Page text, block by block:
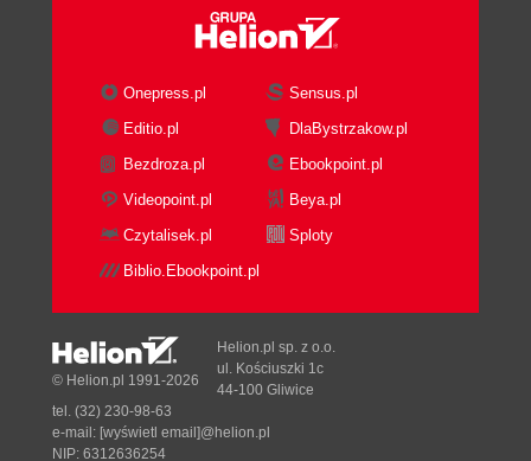
Onepress.pl
Sensus.pl
Editio.pl
DlaBystrzakow.pl
Bezdroza.pl
Ebookpoint.pl
Videopoint.pl
Beya.pl
Czytalisek.pl
Sploty
Biblio.Ebookpoint.pl
© Helion.pl 1991-2026
Helion.pl sp. z o.o.
ul. Kościuszki 1c
44-100 Gliwice
tel. (32) 230-98-63
e-mail: [wyświetl email]@helion.pl
NIP: 6312636254